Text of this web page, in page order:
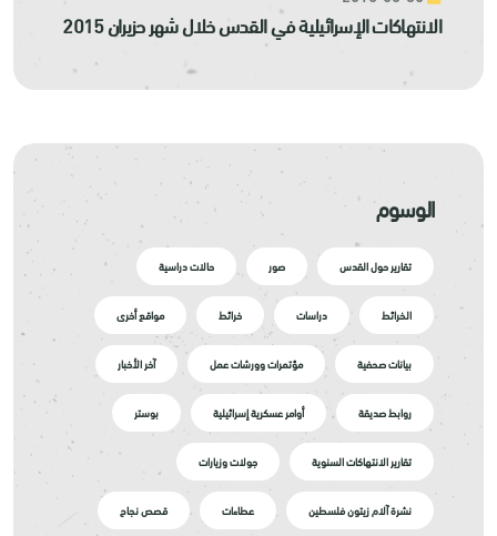
الانتهاكات الإسرائيلية في القدس خلال شهر حزيران 2015
الوسوم
تقارير حول القدس صور حالات دراسية
الخرائط دراسات خرائط مواقع أخرى
بيانات صحفية مؤتمرات وورشات عمل آخر الأخبار
روابط صديقة أوامر عسكرية إسرائيلية بوستر
تقارير الانتهاكات السنوية جولات وزيارات
نشرة آلام زيتون فلسطين عطاءات قصص نجاح